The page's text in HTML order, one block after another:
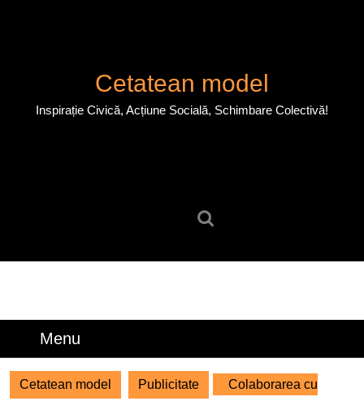
Cetatean model
Inspirație Civică, Acțiune Socială, Schimbare Colectivă!
Menu
Cetatean model Publicitate Colaborarea cu